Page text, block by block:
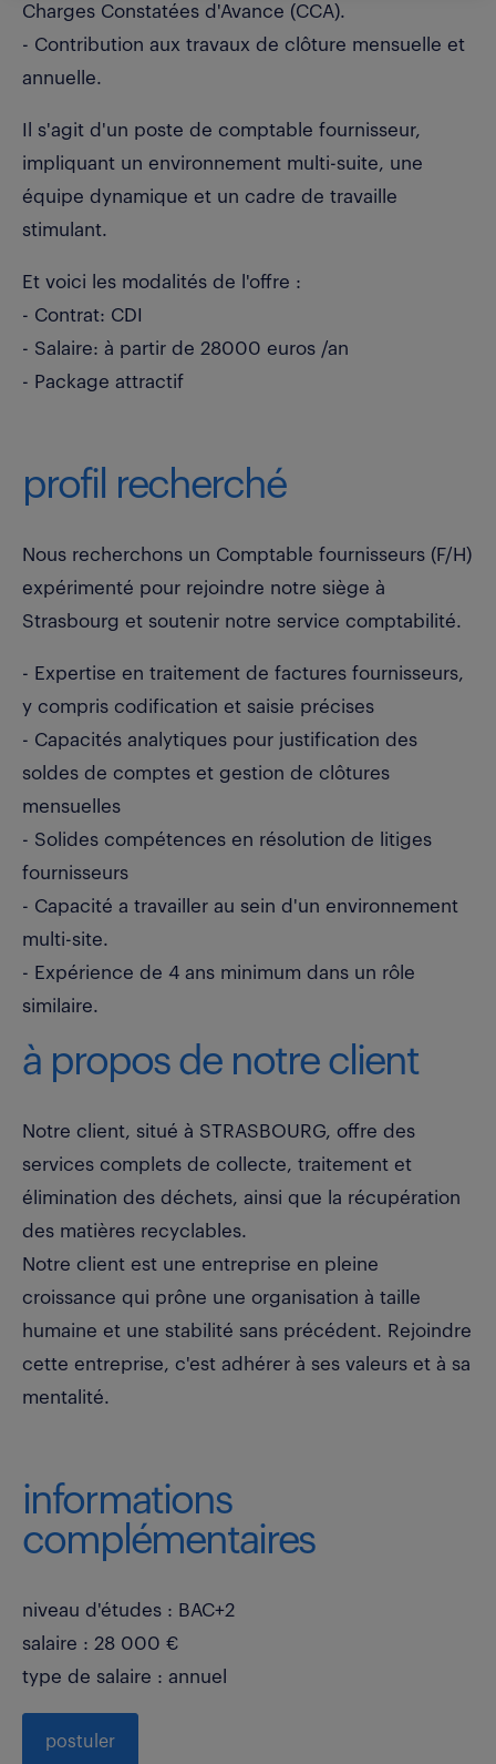
Charges Constatées d'Avance (CCA).
- Contribution aux travaux de clôture mensuelle et
annuelle.
Il s'agit d'un poste de comptable fournisseur,
impliquant un environnement multi-suite, une
équipe dynamique et un cadre de travaille
stimulant.
Et voici les modalités de l'offre :
- Contrat: CDI
- Salaire: à partir de 28000 euros /an
- Package attractif
profil recherché
Nous recherchons un Comptable fournisseurs (F/H)
expérimenté pour rejoindre notre siège à
Strasbourg et soutenir notre service comptabilité.
- Expertise en traitement de factures fournisseurs,
y compris codification et saisie précises
- Capacités analytiques pour justification des
soldes de comptes et gestion de clôtures
mensuelles
- Solides compétences en résolution de litiges
fournisseurs
- Capacité a travailler au sein d'un environnement
multi-site.
- Expérience de 4 ans minimum dans un rôle
similaire.
à propos de notre client
Notre client, situé à STRASBOURG, offre des
services complets de collecte, traitement et
élimination des déchets, ainsi que la récupération
des matières recyclables.
Notre client est une entreprise en pleine
croissance qui prône une organisation à taille
humaine et une stabilité sans précédent. Rejoindre
cette entreprise, c'est adhérer à ses valeurs et à sa
mentalité.
informations
complémentaires
niveau d'études : BAC+2
salaire : 28 000 €
type de salaire : annuel
postuler